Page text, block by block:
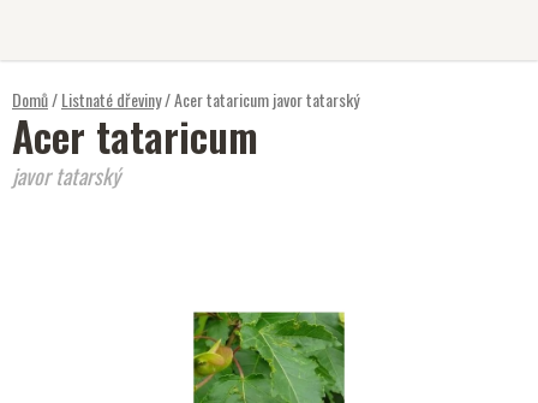
Domů/Listnaté dřeviny/Acer tataricumjavor tatarský
Acer tataricum
javor tatarský